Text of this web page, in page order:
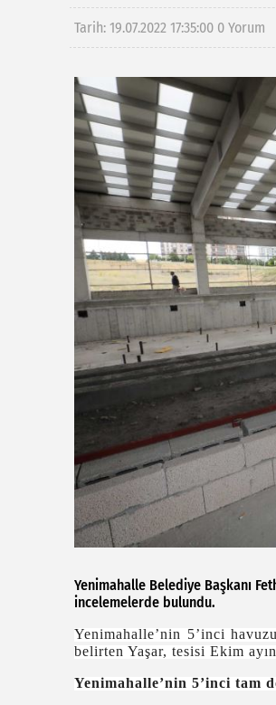
Tarih: 19.07.2022 17:35:00 0 Yorum
Yenimahalle Belediye Başkanı
incelemelerde bulundu.
Yenimahalle’nin 5’inci
belirten Yaşar, tesisi Ekim
Yenimahalle’nin 5’inci tam